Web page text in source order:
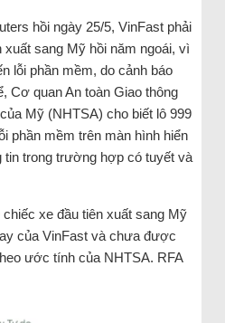
hồi ngày 25/5, VinFast phải
xuất sang Mỹ hồi năm ngoái, vì
lỗi phần mềm, do cảnh báo
Cơ quan An toàn Giao thông
Mỹ (NHTSA) cho biết lô 999
phần mềm trên màn hình hiển
tin trong trường hợp có tuyết và
xe đầu tiên xuất sang Mỹ
của VinFast và chưa được
ước tính của NHTSA. RFA